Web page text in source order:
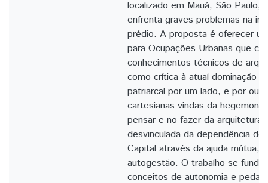
localizado em Mauá, São Paulo,
enfrenta graves problemas na
prédio. A proposta é oferecer
para Ocupações Urbanas que
conhecimentos técnicos de
como crítica à atual dominação
patriarcal por um lado, e por
cartesianas vindas da
pensar e no fazer da arquitetura
desvinculada da dependência
Capital através da ajuda mútua,
autogestão. O trabalho se
conceitos de autonomia e